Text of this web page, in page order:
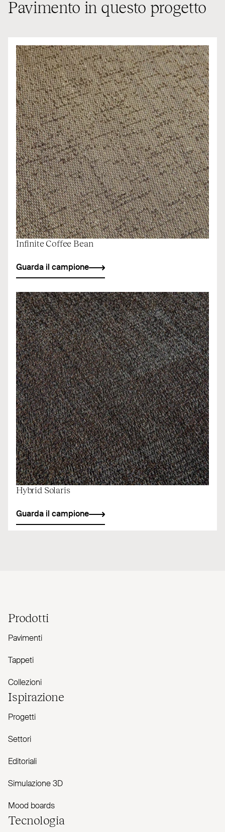
Pavimento in questo progetto
Infinite Coffee Bean
Guarda il campione
Hybrid Solaris
Guarda il campione
Prodotti
Pavimenti
Tappeti
Collezioni
Ispirazione
Progetti
Settori
Editoriali
Simulazione 3D
Mood boards
Tecnologia